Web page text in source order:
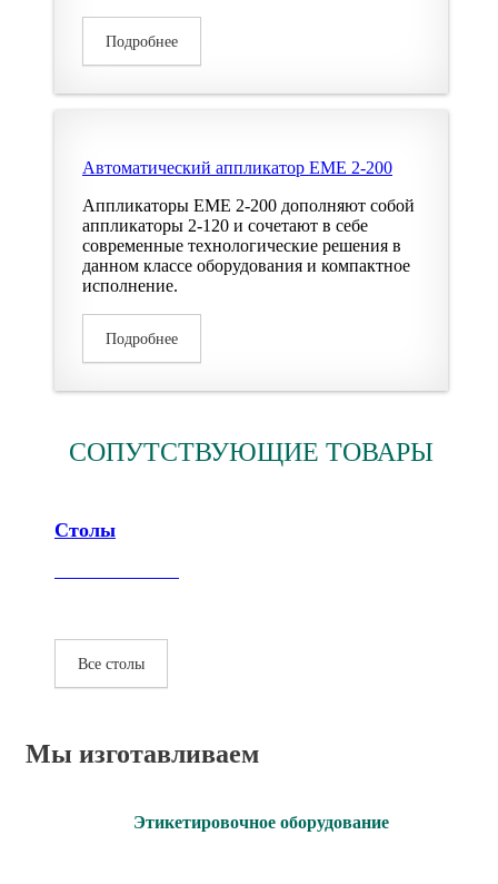
Подробнее
Автоматический аппликатор EME 2-200
Аппликаторы EME 2-200 дополняют собой
аппликаторы 2-120 и сочетают в себе
современные технологические решения в
данном классе оборудования и компактное
исполнение.
Подробнее
СОПУТСТВУЮЩИЕ ТОВАРЫ
Столы
Все столы
Мы изготавливаем
Этикетировочное оборудование